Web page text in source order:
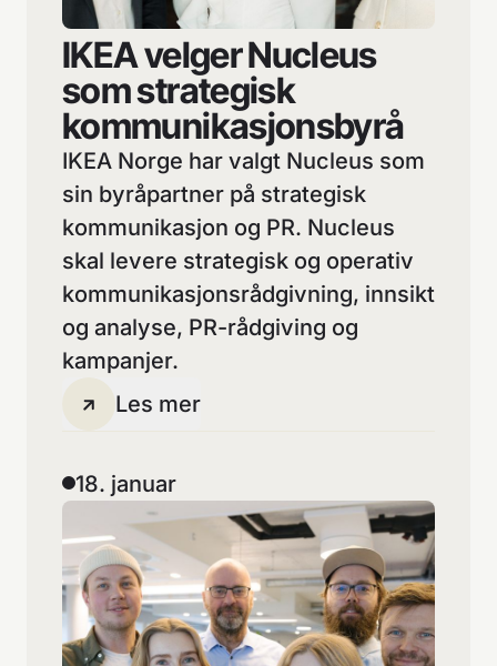
IKEA velger Nucleus
som strategisk
kommunikasjons­byrå
IKEA Norge har valgt Nucleus som
sin byråpartner på strategisk
kommunikasjon og PR. Nucleus
skal levere strategisk og operativ
kommunikasjonsrådgivning, innsikt
og analyse, PR-rådgiving og
kampanjer.
Les mer
18. januar